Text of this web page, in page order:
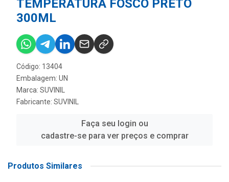
TEMPERATURA FOSCO PRETO
300ML
Código: 13404
Embalagem: UN
Marca: SUVINIL
Fabricante: SUVINIL
Faça seu login ou
cadastre-se para ver preços e comprar
Produtos Similares